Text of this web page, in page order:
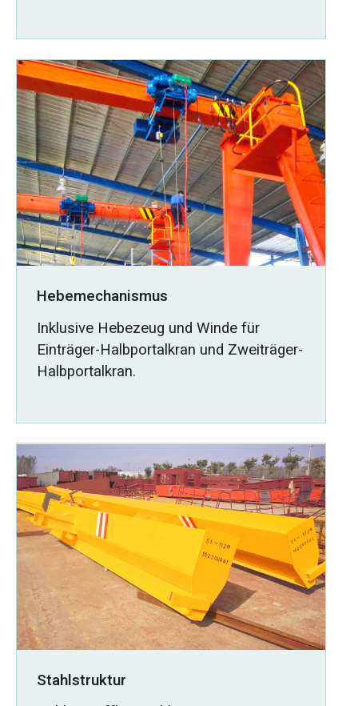
Hebemechanismus
Inklusive Hebezeug und Winde für
Einträger-Halbportalkran und Zweiträger-
Halbportalkran.
Stahlstruktur